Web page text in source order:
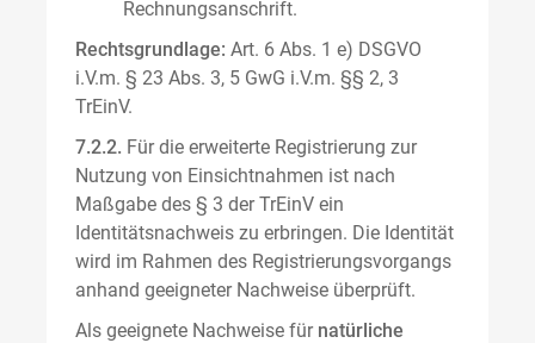
Rechnungsanschrift.
Rechtsgrundlage: Art. 6 Abs. 1 e) DSGVO
i.V.m. § 23 Abs. 3, 5 GwG i.V.m. §§ 2, 3
TrEinV.
7.2.2. Für die erweiterte Registrierung zur
Nutzung von Einsichtnahmen ist nach
Maßgabe des § 3 der TrEinV ein
Identitätsnachweis zu erbringen. Die Identität
wird im Rahmen des Registrierungsvorgangs
anhand geeigneter Nachweise überprüft.
Als geeignete Nachweise für natürliche